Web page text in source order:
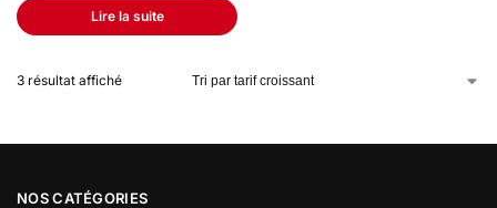
Lire la suite
3 résultat affiché
NOS CATÉGORIES